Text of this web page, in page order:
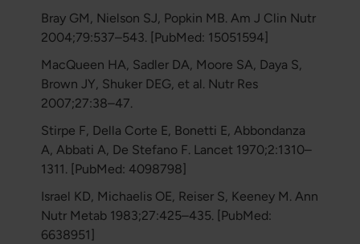
Bray GM, Nielson SJ, Popkin MB. Am J Clin Nutr
2004;79:537–543. [PubMed: 15051594]
MacQueen HA, Sadler DA, Moore SA, Daya S,
Brown JY, Shuker DEG, et al. Nutr Res
2007;27:38–47.
Stirpe F, Della Corte E, Bonetti E, Abbondanza
A, Abbati A, De Stefano F. Lancet 1970;2:1310–
1311. [PubMed: 4098798]
Israel KD, Michaelis OE, Reiser S, Keeney M. Ann
Nutr Metab 1983;27:425–435. [PubMed:
6638951]